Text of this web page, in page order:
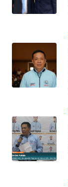
WN
MALUT
WN
DANAU
TOBA